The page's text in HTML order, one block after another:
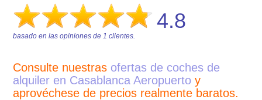
4.8
basado en las opiniones de1 clientes.
Consulte nuestras ofertas de coches de
alquiler en Casablanca Aeropuerto y
aprovéchese de precios realmente baratos.